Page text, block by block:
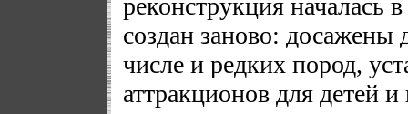
реконструкция началась
создан заново: досажены
числе и редких пород,
аттракционов для детей